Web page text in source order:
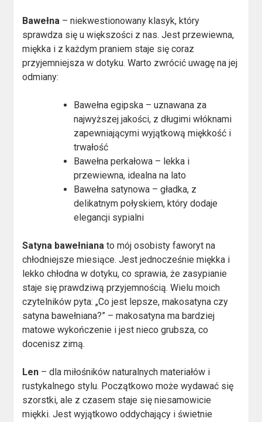
Bawełna – niekwestionowany klasyk, który
sprawdza się u większości z nas. Jest przewiewna,
miękka i z każdym praniem staje się coraz
przyjemniejsza w dotyku. Warto zwrócić uwagę na jej
odmiany:
Bawełna egipska – uznawana za
najwyższej jakości, z długimi włóknami
zapewniającymi wyjątkową miękkość i
trwałość
Bawełna perkałowa – lekka i
przewiewna, idealna na lato
Bawełna satynowa – gładka, z
delikatnym połyskiem, który dodaje
elegancji sypialni
Satyna bawełniana to mój osobisty faworyt na
chłodniejsze miesiące. Jest jednocześnie miękka i
lekko chłodna w dotyku, co sprawia, że zasypianie
staje się prawdziwą przyjemnością. Wielu moich
czytelników pyta: „Co jest lepsze, makosatyna czy
satyna bawełniana?” – makosatyna ma bardziej
matowe wykończenie i jest nieco grubsza, co
docenisz zimą.
Len – dla miłośników naturalnych materiałów i
rustykalnego stylu. Początkowo może wydawać się
szorstki, ale z czasem staje się niesamowicie
miękki. Jest wyjątkowo oddychający i świetnie